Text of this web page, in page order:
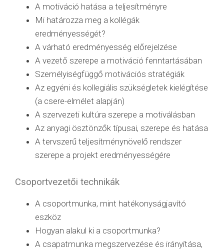
A motiváció hatása a teljesítményre
Mi határozza meg a kollégák
eredményességét?
A várható eredményesség előrejelzése
A vezető szerepe a motiváció fenntartásában
Személyiségfüggő motivációs stratégiák
Az egyéni és kollegiális szükségletek kielégítése
(a csere-elmélet alapján)
A szervezeti kultúra szerepe a motiválásban
Az anyagi ösztönzők típusai, szerepe és hatása
A tervszerű teljesítménynövelő rendszer
szerepe a projekt eredményességére
Csoportvezetői technikák
A csoportmunka, mint hatékonyságjavító
eszköz
Hogyan alakul ki a csoportmunka?
A csapatmunka megszervezése és irányítása,